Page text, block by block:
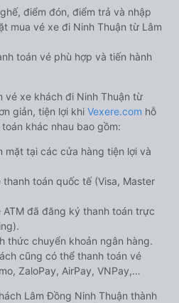
điểm đón, điểm trả và nhập
mua vé xe đi Ninh Thuận từ Lâm
toán vé phù hợp và tiến hành
vé xe khách đi Ninh Thuận từ
giản, tiện lợi khi Vexere.com hỗ
khác nhau bao gồm:
mặt tại các cửa hàng tiện lợi và
toán quốc tế (Visa, Master
đã đăng ký thanh toán trực
thức chuyển khoản ngân hàng.
cũng có thể thanh toán vé
ZaloPay, AirPay, VNPay,…
Lâm Đồng Ninh Thuận thành